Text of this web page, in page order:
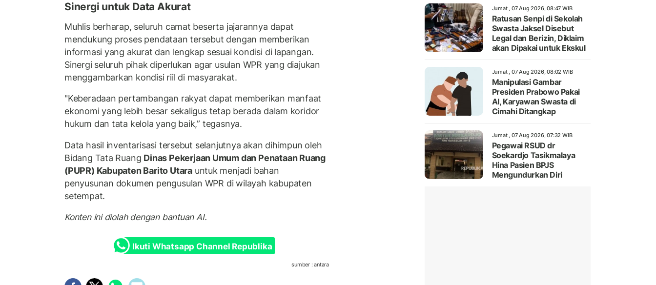
Sinergi untuk Data Akurat
Muhlis berharap, seluruh camat beserta jajarannya dapat
mendukung proses pendataan tersebut dengan memberikan
informasi yang akurat dan lengkap sesuai kondisi di lapangan.
Sinergi seluruh pihak diperlukan agar usulan WPR yang diajukan
menggambarkan kondisi riil di masyarakat.
"Keberadaan pertambangan rakyat dapat memberikan manfaat
ekonomi yang lebih besar sekaligus tetap berada dalam koridor
hukum dan tata kelola yang baik,” tegasnya.
Data hasil inventarisasi tersebut selanjutnya akan dihimpun oleh
Bidang Tata Ruang Dinas Pekerjaan Umum dan Penataan Ruang
(PUPR) Kabupaten Barito Utarauntuk menjadi bahan
penyusunan dokumen pengusulan WPR di wilayah kabupaten
setempat.
Konten ini diolah dengan bantuan AI.
Ikuti Whatsapp Channel Republika
sumber : antara
Jumat , 07 Aug 2026, 08:47 WIB
Ratusan Senpi di Sekolah
Swasta Jaksel Disebut
Legal dan Berizin, Diklaim
akan Dipakai untuk Ekskul
Jumat , 07 Aug 2026, 08:02 WIB
Manipulasi Gambar
Presiden Prabowo Pakai
AI, Karyawan Swasta di
Cimahi Ditangkap
Jumat , 07 Aug 2026, 07:32 WIB
Pegawai RSUD dr
Soekardjo Tasikmalaya
Hina Pasien BPJS
Mengundurkan Diri